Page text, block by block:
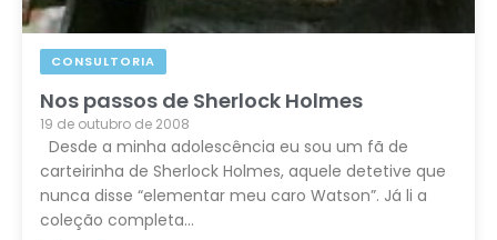
CONSULTORIA
Nos passos de Sherlock Holmes
19 de outubro de 2008
Desde a minha adolescência eu sou um fã de
carteirinha de Sherlock Holmes, aquele detetive que
nunca disse “elementar meu caro Watson”. Já li a
coleção completa…